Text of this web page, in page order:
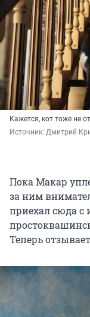
Кажется, кот тоже не
Источник: Дмитрий
Пока Макар
за ним
приехал сюда с
Теперь